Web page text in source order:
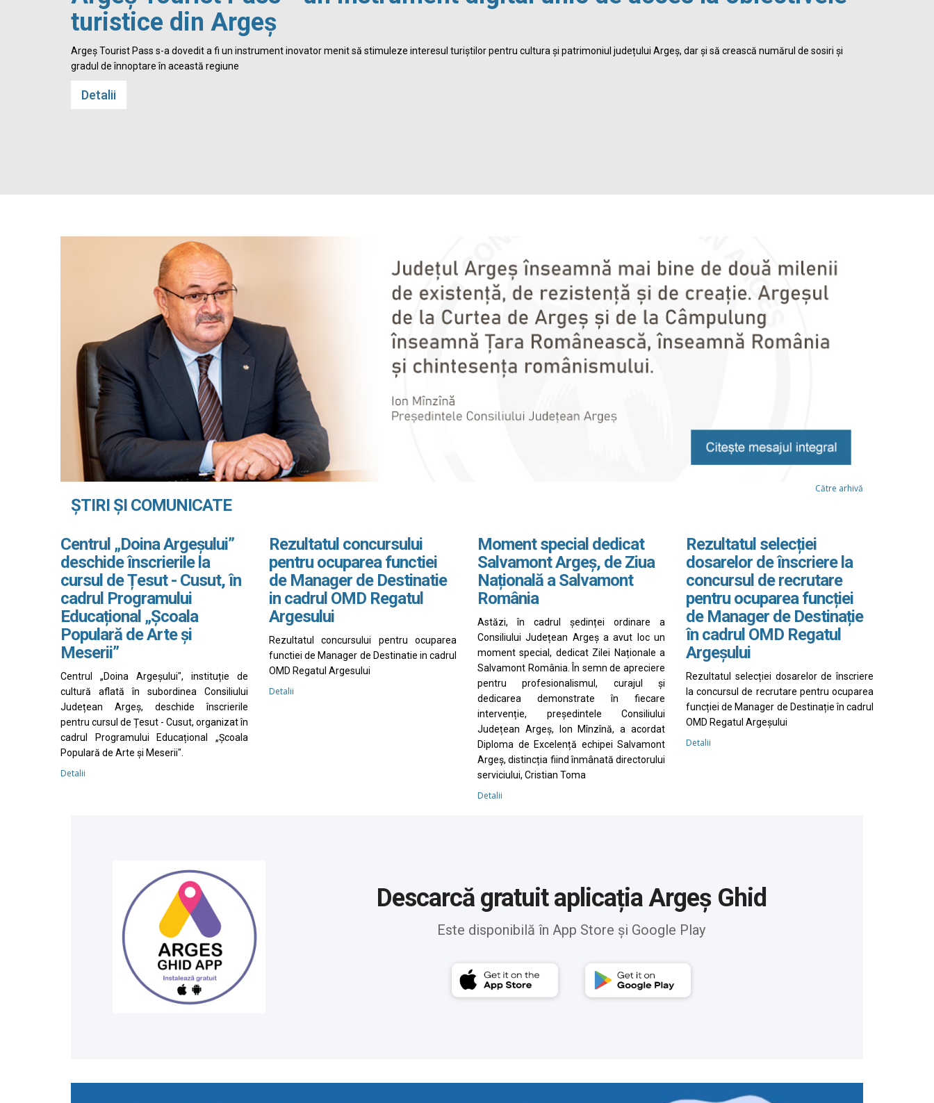
turistice din Argeș
Argeș Tourist Pass s-a dovedit a fi un instrument inovator menit să stimuleze interesul turiștilor pentru cultura și patrimoniul județului Argeș, dar și să crească numărul de sosiri și
gradul de înnoptare în această regiune
Detalii
ȘTIRI ȘI COMUNICATE
Către arhivă
Centrul „Doina Argeșului”
deschide înscrierile la
cursul de Țesut - Cusut, în
cadrul Programului
Educațional „Școala
Populară de Arte și
Meserii”
Centrul „Doina Argeșului", instituție de
cultură aflată în subordinea Consiliului
Județean Argeș, deschide înscrierile
pentru cursul de Țesut - Cusut, organizat în
cadrul Programului Educațional „Școala
Populară de Arte și Meserii".
Detalii
Rezultatul concursului
pentru ocuparea functiei
de Manager de Destinatie
in cadrul OMD Regatul
Argesului
Rezultatul concursului pentru ocuparea
functiei de Manager de Destinatie in cadrul
OMD Regatul Argesului
Detalii
Moment special dedicat
Salvamont Argeș, de Ziua
Națională a Salvamont
România
Astăzi, în cadrul ședinței ordinare a
Consiliului Județean Argeș a avut loc un
moment special, dedicat Zilei Naționale a
Salvamont România. În semn de apreciere
pentru profesionalismul, curajul și
dedicarea demonstrate în fiecare
intervenție, președintele Consiliului
Județean Argeș, Ion Mînzînă, a acordat
Diploma de Excelență echipei Salvamont
Argeș, distincția fiind înmânată directorului
serviciului, Cristian Toma
Detalii
Rezultatul selecției
dosarelor de înscriere la
concursul de recrutare
pentru ocuparea funcției
de Manager de Destinație
în cadrul OMD Regatul
Argeșului
Rezultatul selecției dosarelor de înscriere
la concursul de recrutare pentru ocuparea
funcției de Manager de Destinație în cadrul
OMD Regatul Argeșului
Detalii
Descarcă gratuit aplicația Argeș Ghid
Este disponibilă în App Store și Google Play